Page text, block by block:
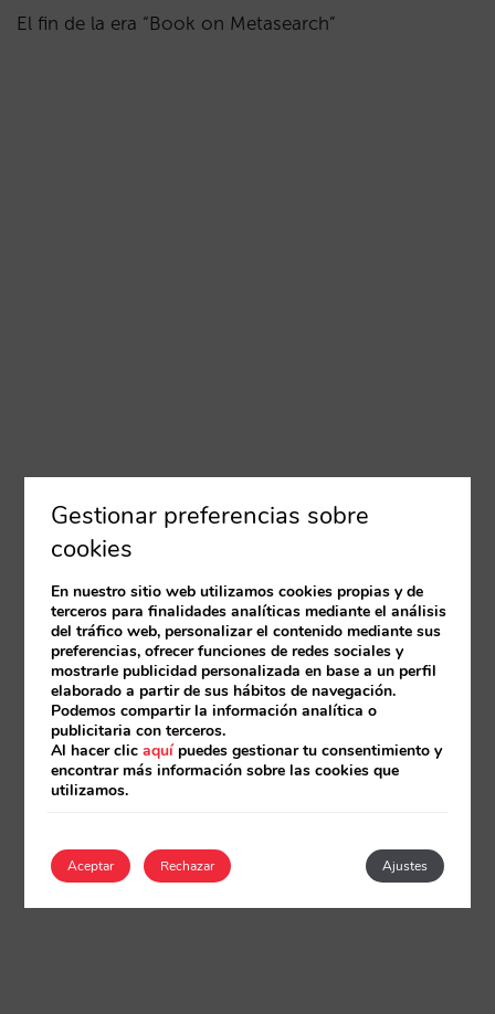
El fin de la era “Book on Metasearch”
Gestionar preferencias sobre
cookies
En nuestro sitio web utilizamos cookies propias y de
terceros para finalidades analíticas mediante el análisis
del tráfico web, personalizar el contenido mediante sus
preferencias, ofrecer funciones de redes sociales y
mostrarle publicidad personalizada en base a un perfil
elaborado a partir de sus hábitos de navegación.
Podemos compartir la información analítica o
publicitaria con terceros.
Al hacer clicaquípuedes gestionar tu consentimiento y
encontrar más información sobre las cookies que
utilizamos.
Aceptar Ajustes
Rechazar